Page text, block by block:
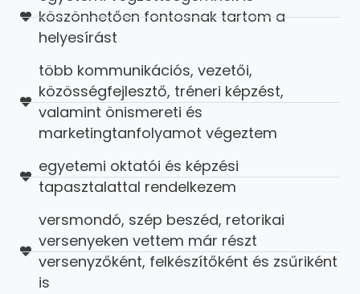
köszönhetően fontosnak tartom a
helyesírást
több kommunikációs, vezetői,
közösségfejlesztő, tréneri képzést,
valamint önismereti és
marketingtanfolyamot végeztem
egyetemi oktatói és képzési
tapasztalattal rendelkezem
versmondó, szép beszéd, retorikai
versenyeken vettem már részt
versenyzőként, felkészítőként és zsűriként
is